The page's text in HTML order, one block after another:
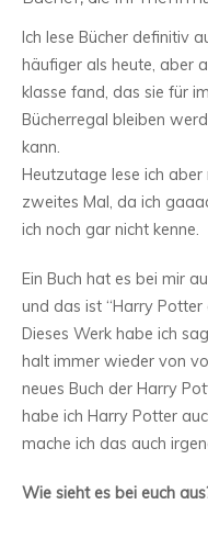
Ich lese Bücher definitiv
häufiger als heute, aber
klasse fand, das sie für
Bücherregal bleiben
kann.
Heutzutage lese ich aber
zweites Mal, da ich
ich noch gar nicht kenne.
Ein Buch hat es bei mir
und das ist “Harry Potter
Dieses Werk habe ich
halt immer wieder von
neues Buch der Harry
habe ich Harry Potter
mache ich das auch
Wie sieht es bei euch